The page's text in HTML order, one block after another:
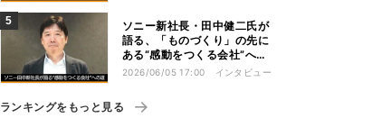
ソニー新社長・田中健二氏が
語る、「ものづくり」の先に
ある“感動をつくる会社”への
道
2026/06/05 17:00 インタビュー
ランキングをもっと見る